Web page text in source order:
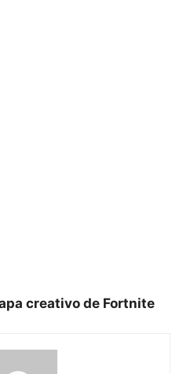
creativo de Fortnite